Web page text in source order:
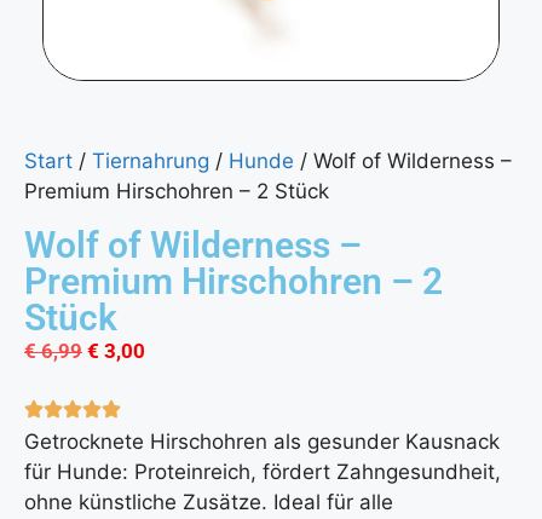
Start / Tiernahrung / Hunde / Wolf of Wilderness –
Premium Hirschohren – 2 Stück
Wolf of Wilderness –
Premium Hirschohren – 2
Stück
€6,99 € 3,00
Getrocknete Hirschohren als gesunder Kausnack
für Hunde: Proteinreich, fördert Zahngesundheit,
ohne künstliche Zusätze. Ideal für alle